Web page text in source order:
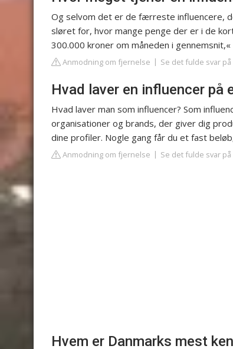
Og selvom det er de færreste influencere,
sløret for, hvor mange penge der er i de
300.000 kroner om måneden i
Anmodning om fjernelse Se det fulde svar på
Hvad laver en influencer på
Hvad laver man som influencer? Som
organisationer og brands, der giver dig
dine profiler. Nogle gang får du et fast
Anmodning om fjernelse Se det fulde svar
Hvem er Danmarks mest